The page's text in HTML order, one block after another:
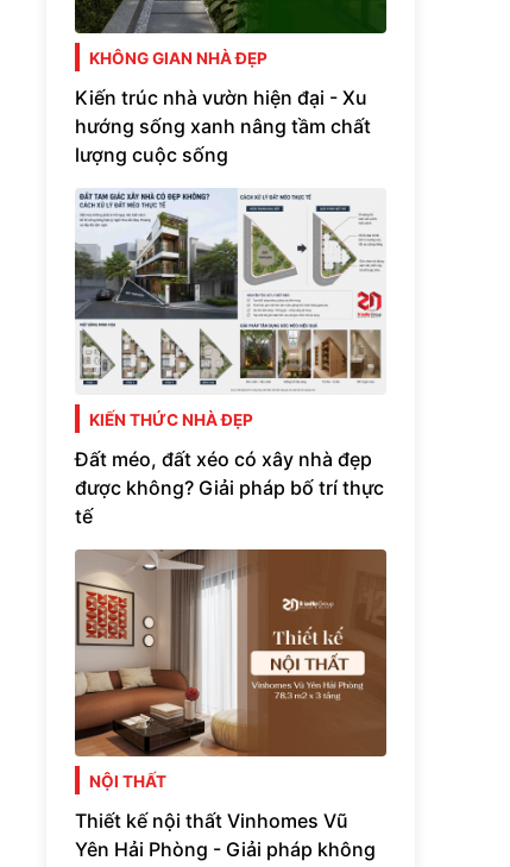
KHÔNG GIAN NHÀ ĐẸP
Kiến trúc nhà vườn hiện đại - Xu
hướng sống xanh nâng tầm chất
lượng cuộc sống
KIẾN THỨC NHÀ ĐẸP
Đất méo, đất xéo có xây nhà đẹp
được không? Giải pháp bố trí thực
tế
NỘI THẤT
Thiết kế nội thất Vinhomes Vũ
Yên Hải Phòng - Giải pháp không